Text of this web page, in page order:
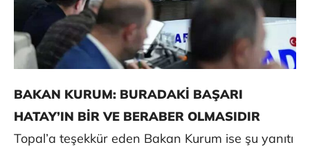
BAKAN KURUM: BURADAKİ BAŞARI
HATAY’IN BİR VE BERABER OLMASIDIR
Topal’a teşekkür eden Bakan Kurum ise şu yanıtı